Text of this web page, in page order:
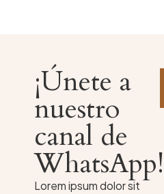
¡Únete a
nuestro
canal de
WhatsApp!
Lorem ipsum dolor sit